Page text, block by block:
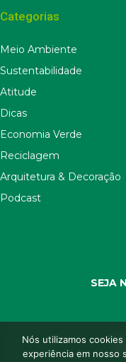
Categorias
Meio Ambiente
Sustentabilidade
Atitude
Dicas
Economia Verde
Reciclagem
Arquitetura & Decoração
Podcast
SEJA
Nós utilizamos
experiência em nosso